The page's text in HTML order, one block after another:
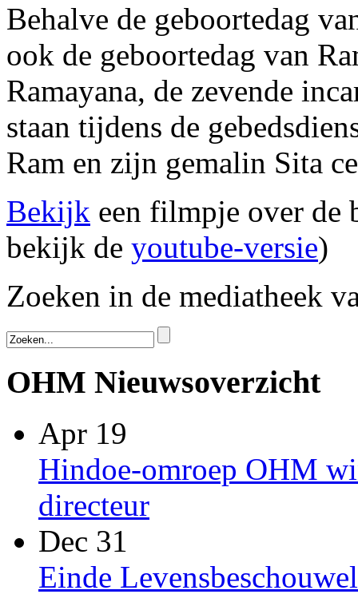
Behalve de geboortedag
ook de geboortedag van
Ramayana, de zevende
staan tijdens de
Ram en zijn gemalin Sita
Bekijk een filmpje over de
bekijk de youtube-versie)
Zoeken in de mediatheek
OHM Nieuwsoverzicht
Apr 19
Hindoe-omroep OHM
directeur
Dec 31
Einde